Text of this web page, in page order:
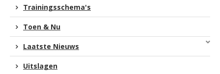
Trainingsschema's
Toen & Nu
Laatste Nieuws
Uitslagen